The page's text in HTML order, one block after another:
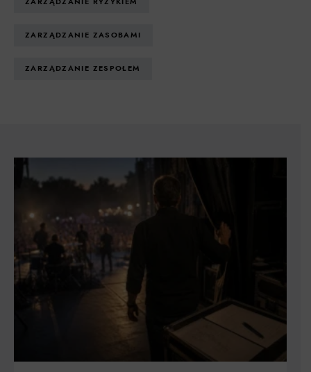
ZARZĄDZANIE ZASOBAMI
ZARZĄDZANIE ZESPOŁEM